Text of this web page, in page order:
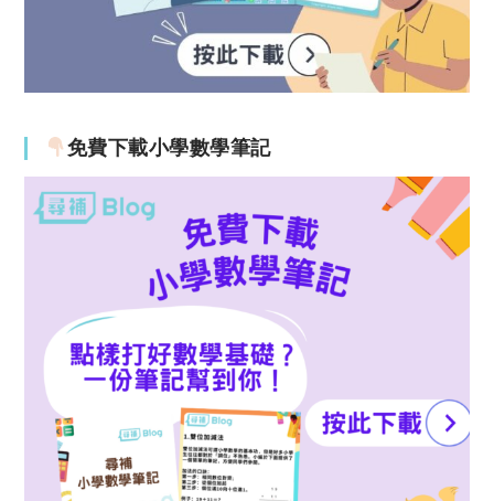
免費下載小學數學筆記